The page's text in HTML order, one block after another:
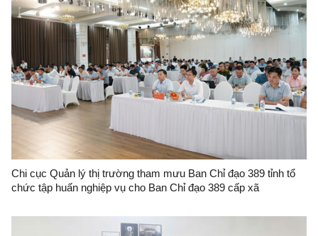
Chi cục Quản lý thị trường tham mưu Ban Chỉ đạo 389 tỉnh tổ
chức tập huấn nghiệp vụ cho Ban Chỉ đạo 389 cấp xã